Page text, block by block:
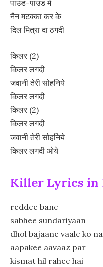
पाउंड-पाउंड में
नैन मटक्का कर के
दिल मित्रा दा ठगदी
किलर (2)
किलर लगदी
जवानी तेरी सोहनिये
किलर लगदी
किलर (2)
किलर लगदी
जवानी तेरी सोहनिये
किलर लगदी ओये
Killer Lyrics in
reddee bane
sabhee sundariyaan
dhol bajaane vaale ko
aapakee aavaaz par
kismat hil rahee hai